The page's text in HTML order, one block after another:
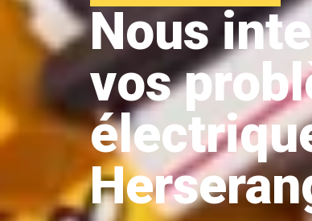
Nous
vos